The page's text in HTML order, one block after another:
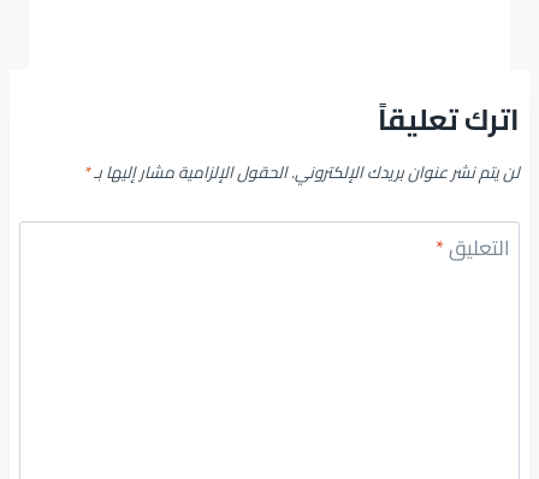
اترك تعليقاً
لن يتم نشر عنوان بريدك الإلكتروني.الحقول الإلزامية مشار إليها بـ*
التعليق*